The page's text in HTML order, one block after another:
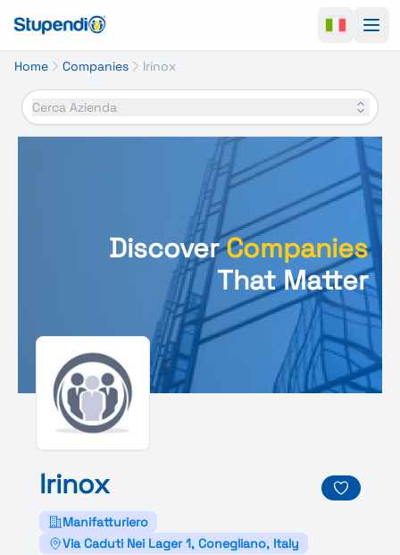
Home Companies Irinox
Cerca Azienda
DiscoverCompanies
That Matter
Irinox
Manifatturiero
Via Caduti Nei Lager 1, Conegliano, Italy